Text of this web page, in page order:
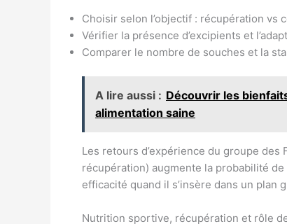
Choisir selon l’objectif : récupération vs
Vérifier la présence d’excipients et
Comparer le nombre de souches et la
A lire aussi : Découvrir les
alimentation saine
Les retours d’expérience du groupe
récupération) augmente la probabilité
efficacité quand il s’insère dans un plan
Nutrition sportive, récupération et rôle